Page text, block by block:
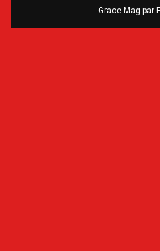
Grace Mag par